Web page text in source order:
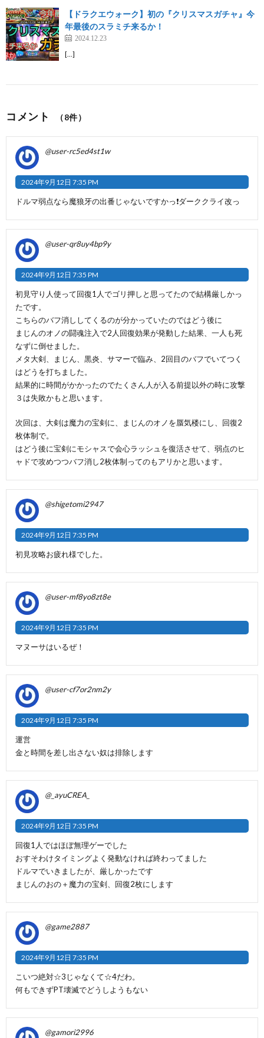
【ドラクエウォーク】初の『クリスマスガチャ』今
年最後のスラミチ来るか！
2024.12.23
[…]
コメント （8件）
@user-rc5ed4st1w
2024年9月12日 7:35 PM
ドルマ弱点なら魔狼牙の出番じゃないですかっ❗️ダーククライ改っ
@user-qr8uy4bp9y
2024年9月12日 7:35 PM
初見守り人使って回復1人でゴリ押しと思ってたので結構厳しかっ
たです。
こちらのバフ消ししてくるのが分かっていたのではどう後に
まじんのオノの闘魂注入で2人回復効果が発動した結果、一人も死
なずに倒せました。
メタ大剣、まじん、黒炎、サマーで臨み、2回目のバフでいてつく
はどうを打ちました。
結果的に時間がかかったのでたくさん人が入る前提以外の時に攻撃
３は失敗かもと思います。
次回は、大剣は魔力の宝剣に、まじんのオノを蜃気楼にし、回復2
枚体制で。
はどう後に宝剣にモシャスで会心ラッシュを復活させて、弱点のヒ
ャドで攻めつつバフ消し2枚体制ってのもアリかと思います。
@shigetomi2947
2024年9月12日 7:35 PM
初見攻略お疲れ様でした。
@user-mf8yo8zt8e
2024年9月12日 7:35 PM
マヌーサはいるぜ！
@user-cf7or2nm2y
2024年9月12日 7:35 PM
運営
金と時間を差し出さない奴は排除します
@_ayuCREA_
2024年9月12日 7:35 PM
回復1人ではほぼ無理ゲーでした
おすそわけタイミングよく発動なければ終わってました
ドルマでいきましたが、厳しかったです
まじんのおの＋魔力の宝剣、回復2枚にします
@game2887
2024年9月12日 7:35 PM
こいつ絶対☆3じゃなくて☆4だわ。
何もできずPT壊滅でどうしようもない
@gamori2996